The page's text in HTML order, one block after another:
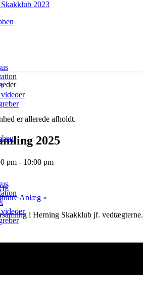
er allerede afholdt.
2025
pm - 10:00 pm
Anlæg »
i Herning Skakklub jf. vedtægterne.